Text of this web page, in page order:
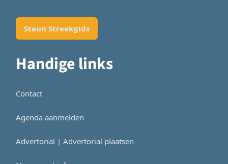
Steun Streekgids
Handige links
Contact
Agenda aanmelden
Advertorial | Advertorial plaatsen